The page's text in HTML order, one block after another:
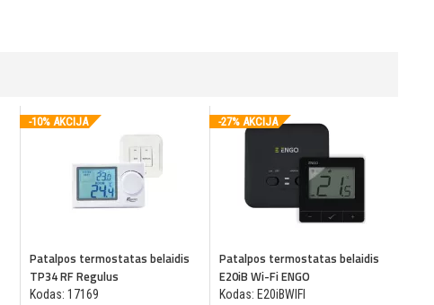
-10% AKCIJA
Patalpos termostatas belaidis
TP34 RF Regulus
Kodas: 17169
-27% AKCIJA
Patalpos termostatas belaidis
E20iB Wi-Fi ENGO
Kodas: E20iBWIFI